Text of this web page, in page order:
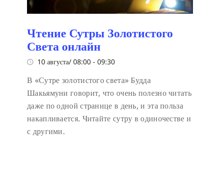
Чтение Сутры Золотистого
Света онлайн
10 августа/ 08:00 - 09:30
В «Сутре золотистого света» Будда
Шакьямуни говорит, что очень полезно читать
даже по одной странице в день, и эта польза
накапливается. Читайте сутру в одиночестве и
с другими.